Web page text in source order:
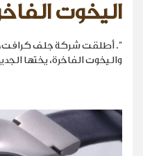
اليخوت
". أطلقت شركة جلف كرافت،
واليخوت الفاخرة، يختها